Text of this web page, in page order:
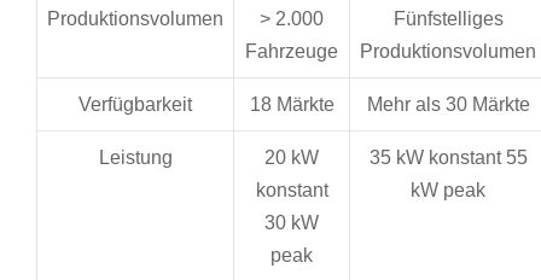
Produktionsvolumen
> 2.000
Fahrzeuge
Fünfstelliges
Produktionsvolumen
Verfügbarkeit 18 Märkte Mehr als 30 Märkte
Leistung
20 kW
konstant
30 kW
peak
35 kW konstant 55
kW peak